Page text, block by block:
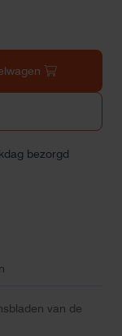
bezorgd
van de